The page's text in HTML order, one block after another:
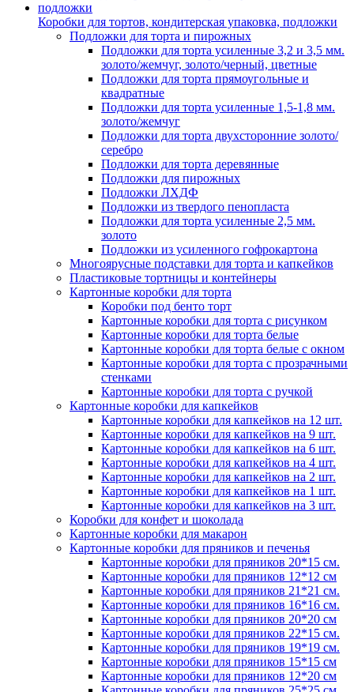
Коробки для тортов, кондитерская упаковка, подложки
Подложки для торта и пирожных
Подложки для торта усиленные 3,2 и 3,5 мм.
золото/жемчуг, золото/черный, цветные
Подложки для торта прямоугольные и
квадратные
Подложки для торта усиленные 1,5-1,8 мм.
золото/жемчуг
Подложки для торта двухсторонние золото/
серебро
Подложки для торта деревянные
Подложки для пирожных
Подложки ЛХДФ
Подложки из твердого пенопласта
Подложки для торта усиленные 2,5 мм.
золото
Подложки из усиленного гофрокартона
Многоярусные подставки для торта и капкейков
Пластиковые тортницы и контейнеры
Картонные коробки для торта
Коробки под бенто торт
Картонные коробки для торта с рисунком
Картонные коробки для торта белые
Картонные коробки для торта белые с окном
Картонные коробки для торта с прозрачными
стенками
Картонные коробки для торта с ручкой
Картонные коробки для капкейков
Картонные коробки для капкейков на 12 шт.
Картонные коробки для капкейков на 9 шт.
Картонные коробки для капкейков на 6 шт.
Картонные коробки для капкейков на 4 шт.
Картонные коробки для капкейков на 2 шт.
Картонные коробки для капкейков на 1 шт.
Картонные коробки для капкейков на 3 шт.
Коробки для конфет и шоколада
Картонные коробки для макарон
Картонные коробки для пряников и печенья
Картонные коробки для пряников 20*15 см.
Картонные коробки для пряников 12*12 см
Картонные коробки для пряников 21*21 см.
Картонные коробки для пряников 16*16 см.
Картонные коробки для пряников 20*20 см
Картонные коробки для пряников 22*15 см.
Картонные коробки для пряников 19*19 см.
Картонные коробки для пряников 15*15 см
Картонные коробки для пряников 12*20 см